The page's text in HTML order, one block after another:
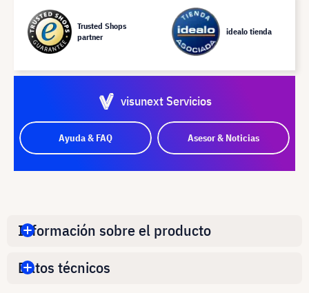
Trusted Shops
partner
idealo tienda
visunext Servicios
Ayuda & FAQ Asesor & Noticias
Información sobre el producto
Datos técnicos